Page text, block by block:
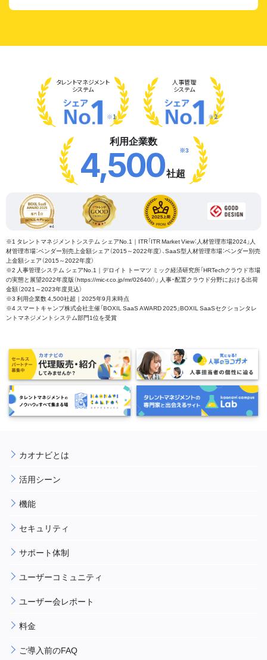
タレントマネジメント
システム
※1
人事管理
システム
※2
利用企業数
4,500社超
※3
※1 タレントマネジメントシステム シェアNo.1｜ITR「ITR Market View：人材管理市場2024」人
材管理市場：ベンダー別売上金額シェア（2015～2022年度）、SaaS型人材管理市場：ベンダー別売
上金額シェア（2015～2022年度）
※2 人事管理システム シェアNo.1｜デロイト トーマツ ミック経済研究所「HRTechクラウド市場
の実態と展望2022年度版（https://mic-r.co.jp/mr/02640/）」 人事・配置クラウド分野における出荷
金額（2021～2023年度見込）
※3 利用企業数 4,500社超｜2025年9月末時点
※4 スマートキャンプ株式会社主催「BOXIL SaaS AWARD 2025」BOXIL SaaSセクションタレ
ントマネジメントシステム部門1位を受賞
カオナビとは
活用シーン
機能
セキュリティ
サポート体制
ユーザーコミュニティ
ユーザー会レポート
料金
ご導入前のFAQ